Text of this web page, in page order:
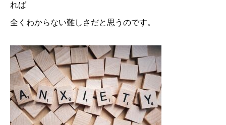
れば
全くわからない難しさだと思うのです。